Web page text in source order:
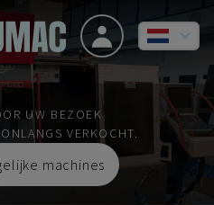
UW BEZOEK
VERKOCHT.
machines